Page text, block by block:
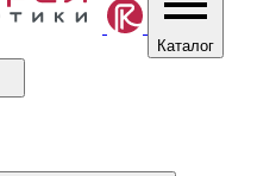
Каталог